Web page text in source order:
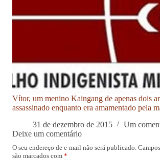
Vítor, um menino Kaingang de apenas dois
assassinado enquanto era amamentado pela
31 de dezembro de 2015
Um
Deixe um comentário
O seu endereço de e-mail não será publicado.
são marcados com *